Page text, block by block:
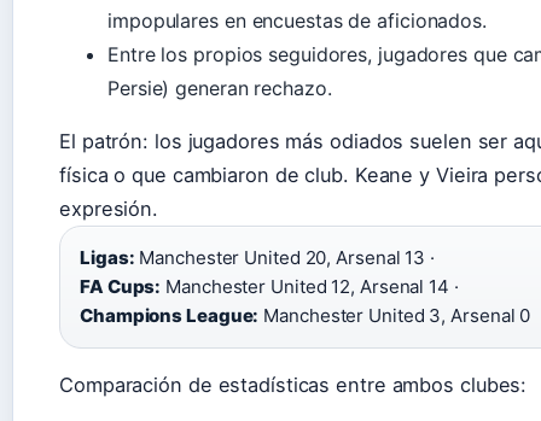
impopulares en encuestas de aficionados.
Entre los propios seguidores, jugadores que
Persie) generan rechazo.
El patrón: los jugadores más odiados suelen ser
física o que cambiaron de club. Keane y Vieira
expresión.
Ligas: Manchester United 20, Arsenal 13 ·
FA Cups: Manchester United 12, Arsenal 14 ·
Champions League: Manchester United 3, Arsenal 0
Comparación de estadísticas entre ambos clubes: